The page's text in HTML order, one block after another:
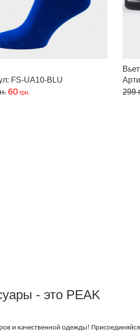
FS-UA10-BLU
60грн.
299
- это PEAK
и качественной одежды!